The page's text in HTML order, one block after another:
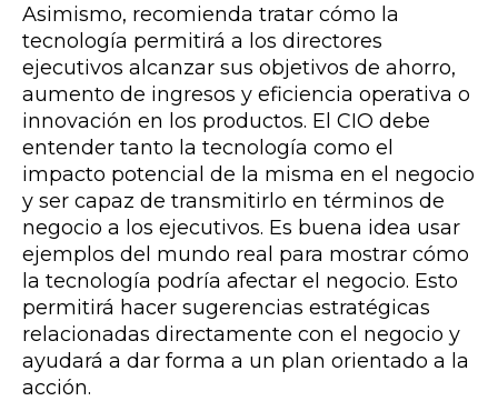
Asimismo, recomienda tratar cómo la
tecnología permitirá a los directores
ejecutivos alcanzar sus objetivos de ahorro,
aumento de ingresos y eficiencia operativa o
innovación en los productos. El CIO debe
entender tanto la tecnología como el
impacto potencial de la misma en el negocio
y ser capaz de transmitirlo en términos de
negocio a los ejecutivos. Es buena idea usar
ejemplos del mundo real para mostrar cómo
la tecnología podría afectar el negocio. Esto
permitirá hacer sugerencias estratégicas
relacionadas directamente con el negocio y
ayudará a dar forma a un plan orientado a la
acción.